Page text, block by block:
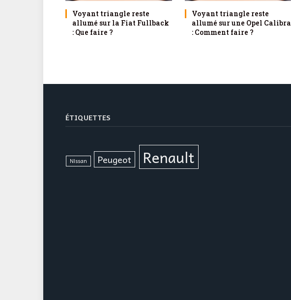
Voyant triangle reste
allumé sur la Fiat Fullback
: Que faire ?
Voyant triangle reste
allumé sur une Opel Calibra
: Comment faire ?
ÉTIQUETTES
Nissan Peugeot Renault